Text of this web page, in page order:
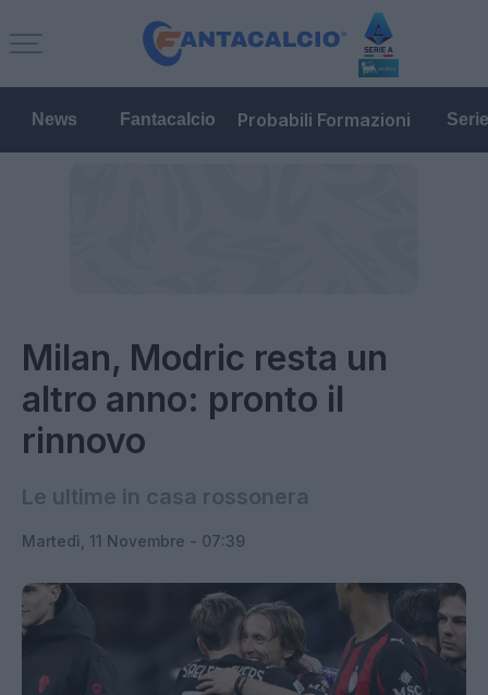
News Fantacalcio Probabili Formazioni
Milan, Modric resta un
altro anno: pronto il
rinnovo
Le ultime in casa rossonera
Martedì, 11 Novembre - 07:39